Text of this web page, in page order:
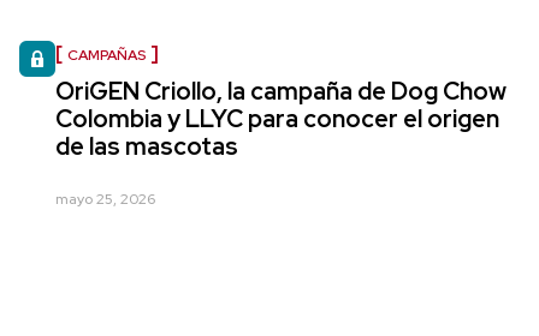
CAMPAÑAS
OriGEN Criollo, la campaña de Dog Chow
Colombia y LLYC para conocer el origen
de las mascotas
mayo 25, 2026